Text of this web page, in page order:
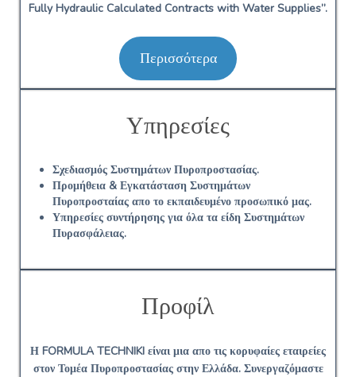
Fully Hydraulic Calculated Contracts with Water Supplies”.
Περισσότερα
Υπηρεσίες
Σχεδιασμός Συστημάτων Πυροπροστασίας.
Προμήθεια & Εγκατάσταση Συστημάτων
Πυροπροσταίας απο το εκπαιδευμένο προσωπικό μας.
Υπηρεσίες συντήρησης για όλα τα είδη Συστημάτων
Πυρασφάλειας.
Προφίλ
Η FORMULA TECHNIKI είναι μια απο τις κορυφαίες εταιρείες
στον Τομέα Πυροπροστασίας στην Ελλάδα. Συνεργαζόμαστε